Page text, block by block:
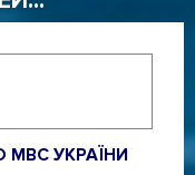
МВС УКРАЇНИ